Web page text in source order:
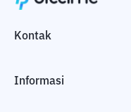
Kontak
Informasi